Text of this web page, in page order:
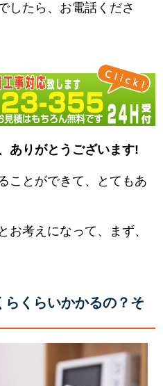
したら、お電話くださ
ありがとうございます!
ことができて、とてもあ
お考えになって、まず、
くらいかかるの？そ